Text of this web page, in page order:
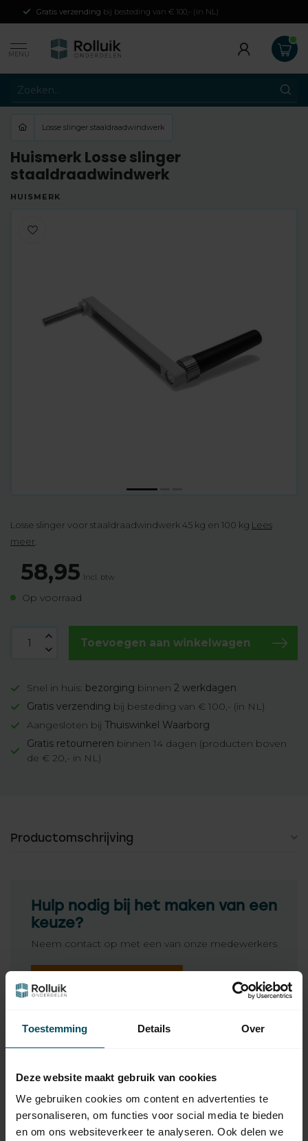
Toestemming Details Over
Deze website maakt gebruik van cookies
We gebruiken cookies om content en advertenties te
personaliseren, om functies voor social media te bieden
en om ons websiteverkeer te analyseren. Ook delen we
Gratis verzending bij besteding van € 100,- (in NL)
MENU
Losse slinger staaldraadwindwerk
Huismerk Losse slinger
staaldraadwindwerk
HUISMERK
Losse slinger voor staaldraadwindwerk 45 kg en 100 kg Lees
meer
58,95 Incl. btw
Op voorraad
Toevoegen aan winkelwagen
Snel in huis: bezorging binnen 2 werkdagen
Gratis verzending bij besteding van € 100,- (in NL)
Aangesloten bij Thuiswinkel Waarborg
Gratis retourneren binnen 14 dagen (producten boven
de € 20,- in NL)
Productomschrijving
Hulp nodig bij het maken van een
keuze?
Neem contact op met een van onze medewerkers
Gerelateerde producten
Huismerk
Staaldraadwindwerk met
grondplaat 45 kg
Op voorraad